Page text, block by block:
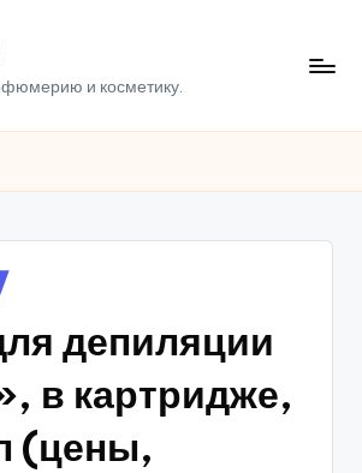
и косметику.
депиляции
в картридже,
(цены,